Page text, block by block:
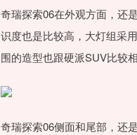
奇瑞探索06在外观方面，还
识度也是比较高，大灯组采
围的造型也跟硬派SUV比较
奇瑞探索06侧面和尾部，还